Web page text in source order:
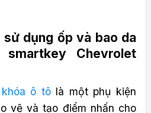
sử dụng ốp và bao da
Chevrolet
ô tôlà một phụ kiện
vệ và tạo điểm nhấn cho